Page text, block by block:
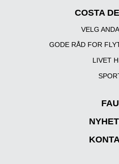
COSTA
VELG
GODE RÅD FOR
LIVET
FAU